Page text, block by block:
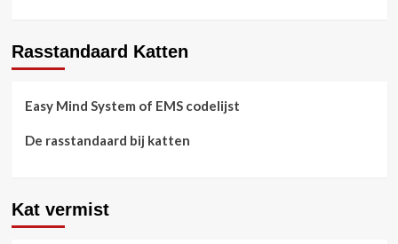
Rasstandaard Katten
Easy Mind System of EMS codelijst
De rasstandaard bij katten
Kat vermist